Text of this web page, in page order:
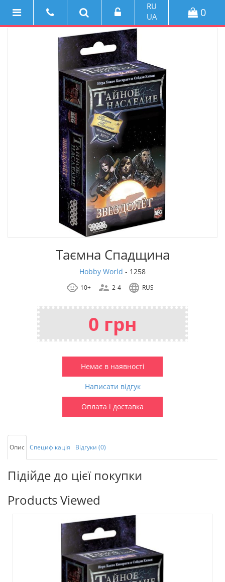
RU
UA
0
Таємна Спадщина
Hobby World - 1258
10+ 2-4 RUS
0 грн
Немає в наявності
Написати відгук
Оплата і доставка
Опис Специфікація Відгуки (0)
Підійде до цієї покупки
Products Viewed